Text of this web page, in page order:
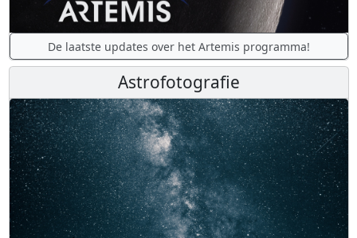
De laatste updates over het Artemis programma!
Astrofotografie